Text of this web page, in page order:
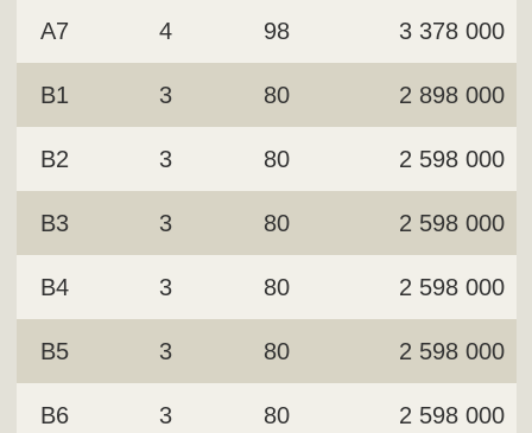
A7 4 98 3 378 000
B1 3 80 2 898 000
B2 3 80 2 598 000
B3 3 80 2 598 000
B4 3 80 2 598 000
B5 3 80 2 598 000
B6 3 80 2 598 000